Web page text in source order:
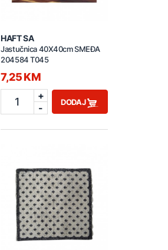
HAFT SA
Jastučnica 40X40cm SMEĐA
204584 T045
7,25 KM
1
+
-
DODAJ